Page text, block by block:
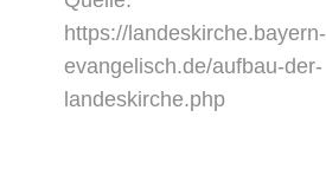
https://landeskirche.bayern-
evangelisch.de/aufbau-der-
landeskirche.php